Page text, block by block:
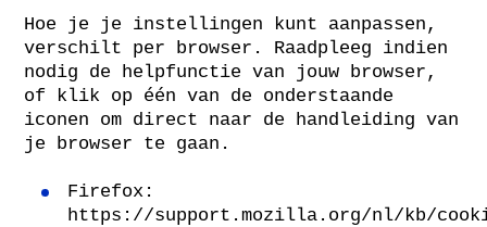
Hoe je je instellingen kunt aanpassen,
verschilt per browser. Raadpleeg indien
nodig de helpfunctie van jouw browser,
of klik op één van de onderstaande
iconen om direct naar de handleiding van
je browser te gaan.
Firefox:
https://support.mozilla.org/nl/kb/